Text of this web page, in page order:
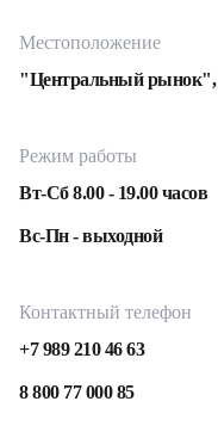
Местоположение
"Центральный рынок",
Режим работы
Вт-Сб 8.00 - 19.00 часов
Вс-Пн - выходной
Контактный телефон
+7 989 210 46 63
8 800 77 000 85